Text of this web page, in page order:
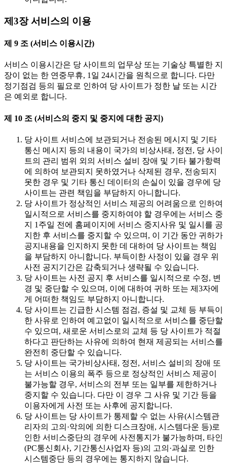
제3장 서비스의 이용
제 9 조 (서비스 이용시간)
서비스 이용시간은 당 사이트의 업무상 또는 기술상 특별한 지
장이 없는 한 연중무휴, 1일 24시간을 원칙으로 합니다. 다만
정기점검 등의 필요로 인하여 당 사이트가 정한 날 또는 시간
은 예외로 합니다.
제 10 조 (서비스의 중지 및 중지에 대한 공지)
당 사이트 서비스에 보관되거나 전송된 메시지 및 기타
통신 메시지 등의 내용이 국가의 비상사태, 정전, 당 사이
트의 관리 범위 외의 서비스 설비 장애 및 기타 불가항력
에 의하여 보관되지 못하였거나 삭제된 경우, 전송되지
못한 경우 및 기타 통신 데이터의 손실이 있을 경우에 당
사이트는 관련 책임을 부담하지 아니합니다.
당 사이트가 정상적인 서비스 제공의 어려움으로 인하여
일시적으로 서비스를 중지하여야 할 경우에는 서비스 중
지 1주일 전에 홈페이지에 서비스 중지사유 및 일시를 공
지한 후 서비스를 중지할 수 있으며, 이 기간 동안 귀하가
공지내용을 인지하지 못한 데 대하여 당 사이트는 책임
을 부담하지 아니합니다. 부득이한 사정이 있을 경우 위
사전 공지기간은 감축되거나 생략될 수 있습니다.
당 사이트는 사전 공지 후 서비스를 일시적으로 수정, 변
경 및 중단할 수 있으며, 이에 대하여 귀하 또는 제3자에
게 어떠한 책임도 부담하지 아니합니다.
당 사이트는 긴급한 시스템 점검, 증설 및 교체 등 부득이
한 사유로 인하여 예고없이 일시적으로 서비스를 중단할
수 있으며, 새로운 서비스로의 교체 등 당 사이트가 적절
하다고 판단하는 사유에 의하여 현재 제공되는 서비스를
완전히 중단할 수 있습니다.
당 사이트는 국가비상사태, 정전, 서비스 설비의 장애 또
는 서비스 이용의 폭주 등으로 정상적인 서비스 제공이
불가능할 경우, 서비스의 전부 또는 일부를 제한하거나
중지할 수 있습니다. 다만 이 경우 그 사유 및 기간 등을
이용자에게 사전 또는 사후에 공지합니다.
당 사이트는 당 사이트가 통제할 수 없는 사유(시스템관
리자의 고의·악의에 의한 디스크장애, 시스템다운 등)로
인한 서비스중단의 경우에 사전통지가 불가능하며, 타인
(PC통신회사, 기간통신사업자 등)의 고의·과실로 인한
시스템중단 등의 경우에는 통지하지 않습니다.